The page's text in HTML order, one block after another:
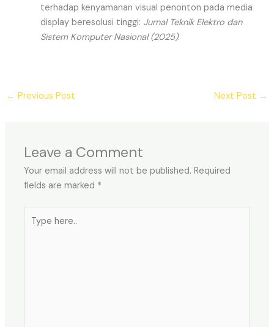
terhadap kenyamanan visual penonton pada media
display beresolusi tinggi: Jurnal Teknik Elektro dan
Sistem Komputer Nasional (2025).
← Previous Post Next Post →
Leave a Comment
Your email address will not be published. Required
fields are marked *
here..